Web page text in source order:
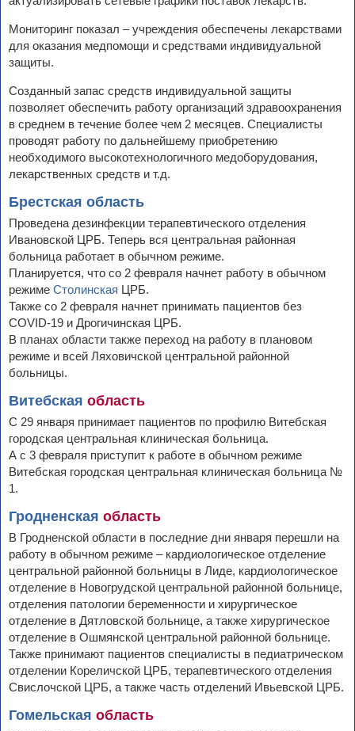
Мониторинг показал – учреждения обеспечены лекарствами
для оказания медпомощи и средствами индивидуальной
защиты.
Созданный запас средств индивидуальной защиты
позволяет обеспечить работу организаций здравоохранения
в среднем в течение более чем 2 месяцев. Специалисты
проводят работу по дальнейшему приобретению
необходимого высокотехнологичного медоборудования,
лекарственных средств и т.д.
Брестская область
Проведена дезинфекции терапевтического отделения
Ивановской ЦРБ. Теперь вся центральная районная
больница работает в обычном режиме.
Планируется, что со 2 февраля начнет работу в обычном
режиме Столинская ЦРБ.
Также со 2 февраля начнет принимать пациентов без
COVID-19 и Дрогичинская ЦРБ.
В планах области также переход на работу в плановом
режиме и всей Ляховичской центральной районной
больницы.
Витебская область
С 29 января принимает пациентов по профилю Витебская
городская центральная клиническая больница.
А с 3 февраля приступит к работе в обычном режиме
Витебская городская центральная клиническая больница №
1.
Гродненская область
В Гродненской области в последние дни января перешли на
работу в обычном режиме – кардиологическое отделение
центральной районной больницы в Лиде, кардиологическое
отделение в Новогрудской центральной районной больнице,
отделения патологии беременности и хирургическое
отделение в Дятловской больнице, а также хирургическое
отделение в Ошмянской центральной районной больнице.
Также принимают пациентов специалисты в педиатрическом
отделении Кореличской ЦРБ, терапевтического отделения
Свислочской ЦРБ, а также часть отделений Ивьевской ЦРБ.
Гомельская область